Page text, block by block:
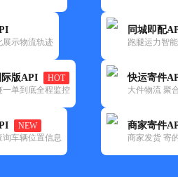
示物流轨迹
版API
HOT
一单到底全程监控
NEW
车辆位置信息
同城即配
跑腿运力智
快运寄件
大件物流 聚
商家寄件
商家发货 寄
县公司
07-12 00:00:00